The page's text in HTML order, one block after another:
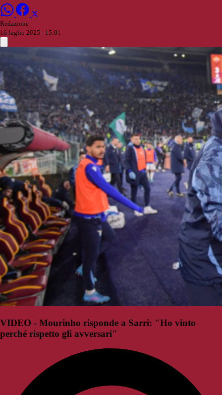
Redazione
16 luglio 2025 - 15:01
VIDEO - Mourinho risponde a Sarri: "Ho vinto
perché rispetto gli avversari"